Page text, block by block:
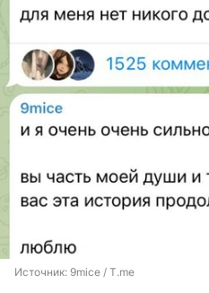
Источник: 9mice / T.me